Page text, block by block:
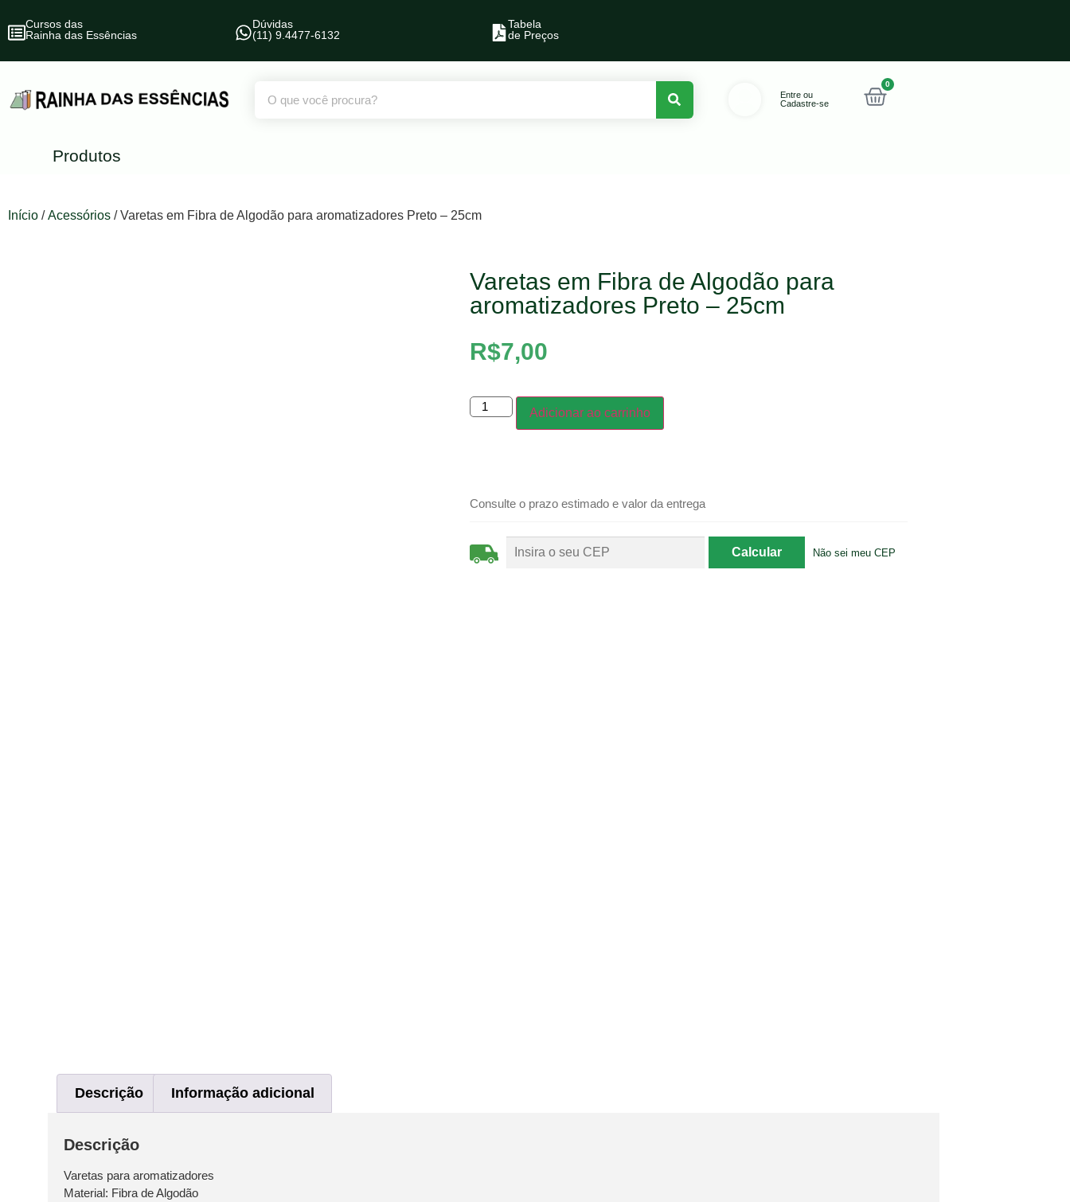
Cursos das
Rainha das Essências
Dúvidas
(11) 9.4477-6132
Tabela
de Preços
Entre ou
Cadastre-se
0
Produtos
Início /Acessórios / Varetas em Fibra de Algodão para aromatizadores Preto – 25cm
Varetas em Fibra de Algodão para
aromatizadores Preto – 25cm
R$7,00
Adicionar ao carrinho
Consulte o prazo estimado e valor da entrega
Não sei meu CEP
Descrição Informação adicional
Descrição
Varetas para aromatizadores
Material: Fibra de Algodão